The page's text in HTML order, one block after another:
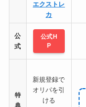
エクストレ
カ
公
式
公式H
P
特
典
新規登録で
オリパを引
ける